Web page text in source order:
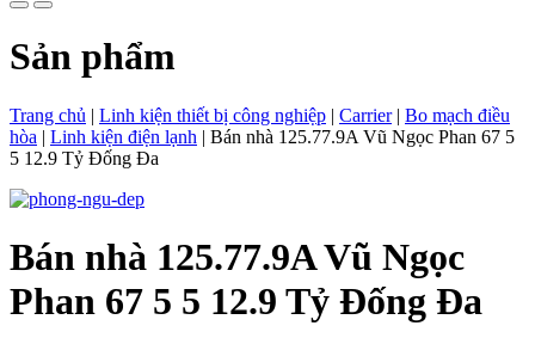
Sản phẩm
Trang chủ | Linh kiện thiết bị công nghiệp | Carrier| Bo mạch điều
hòa | Linh kiện điện lạnh | Bán nhà 125.77.9A Vũ Ngọc Phan 67 5
5 12.9 Tỷ Đống Đa
Bán nhà 125.77.9A Vũ Ngọc
Phan 67 5 5 12.9 Tỷ Đống Đa